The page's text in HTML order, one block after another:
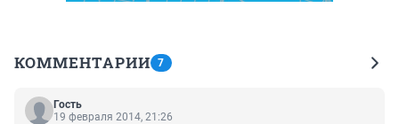
КОММЕНТАРИИ 7
Гость
19 февраля 2014, 21:26